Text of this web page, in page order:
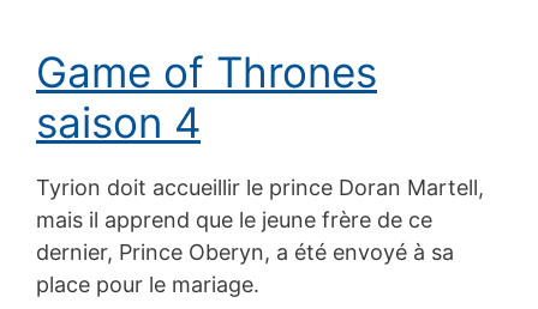
Game of Thrones
saison 4
Tyrion doit accueillir le prince Doran Martell,
mais il apprend que le jeune frère de ce
dernier, Prince Oberyn, a été envoyé à sa
place pour le mariage.